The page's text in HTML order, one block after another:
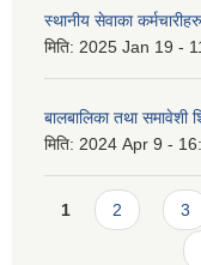
स्थानीय सेवाका
मिति: 2025 Jan 19 -
बालबालिका तथा समावेशी
मिति: 2024 Apr 9 -
Pages
1 2 3